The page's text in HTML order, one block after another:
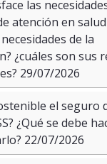
las
atención en
necesidades de la
¿cuáles son sus
29/07/2026
el seguro
¿Qué se debe
22/07/2026